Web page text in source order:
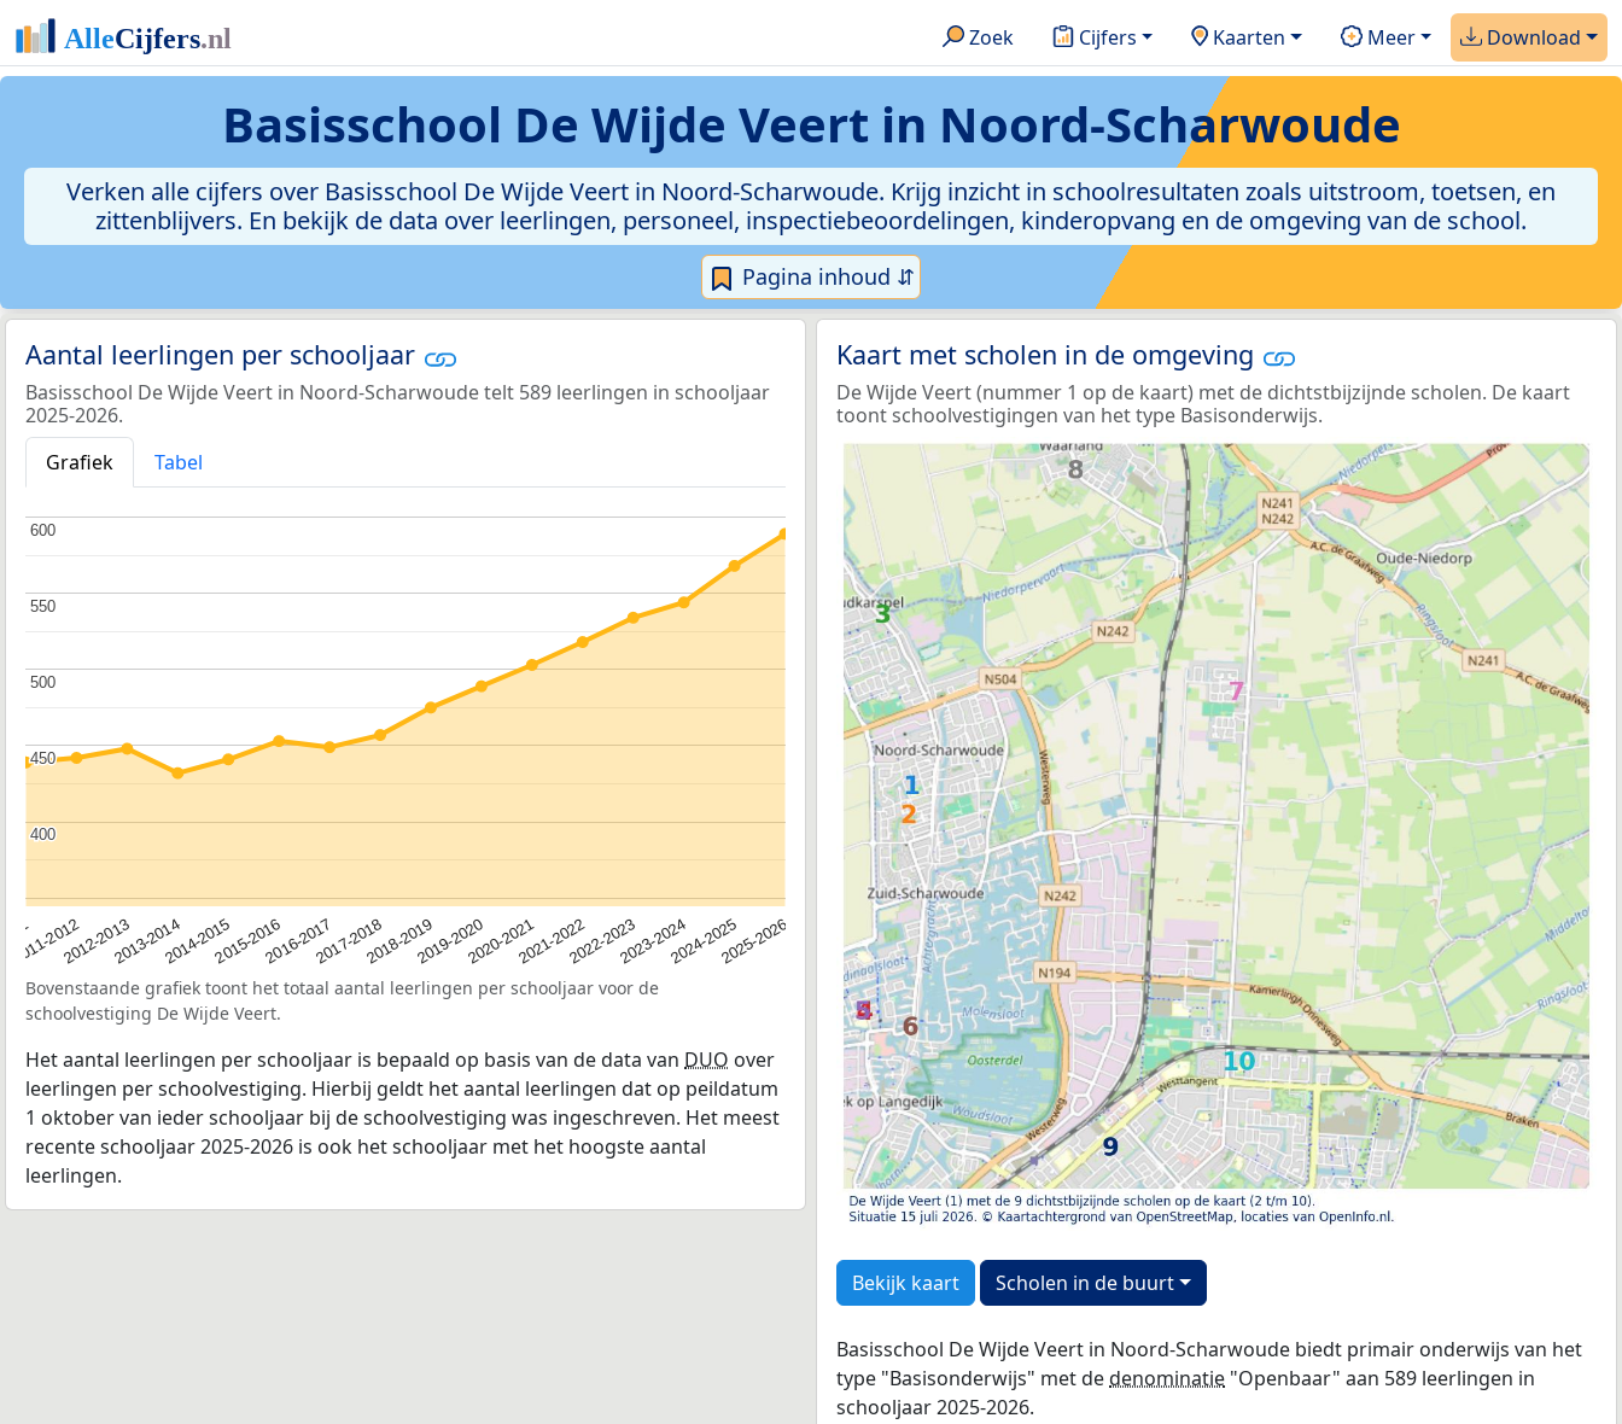
Zoek Cijfers Kaarten Meer Download
Basisschool De Wijde Veert in Noord-Scharwoude
Verken alle cijfers over Basisschool De Wijde Veert in Noord-Scharwoude. Krijg inzicht in schoolresultaten zoals uitstroom, toetsen, en
zittenblijvers. En bekijk de data over leerlingen, personeel, inspectiebeoordelingen, kinderopvang en de omgeving van de school.
Pagina inhoud ⇵
Aantal leerlingen per schooljaar
Basisschool De Wijde Veert in Noord-Scharwoude telt 589 leerlingen in schooljaar
2025-2026.
Grafiek
Tabel
2011-20122012-20132013-20142014-20152015-20162016-20172017-20182018-20192019-20202020-20212021-20222022-20232023-20242024-20252025-2026
400
400
450
450
500
500
550
550
600
600
Bovenstaande grafiek toont het totaal aantal leerlingen per schooljaar voor de
schoolvestiging De Wijde Veert.
Het aantal leerlingen per schooljaar is bepaald op basis van de data van DUO over
leerlingen per schoolvestiging. Hierbij geldt het aantal leerlingen dat op peildatum
1 oktober van ieder schooljaar bij de schoolvestiging was ingeschreven. Het meest
recente schooljaar 2025-2026 is ook het schooljaar met het hoogste aantal
leerlingen.
Kaart met scholen in de omgeving
De Wijde Veert (nummer 1 op de kaart) met de dichtstbijzijnde scholen. De kaart
toont schoolvestigingen van het type Basisonderwijs.
Bekijk kaart Scholen in de buurt
Basisschool De Wijde Veert in Noord-Scharwoude biedt primair onderwijs van het
type "Basisonderwijs" met dedenominatie "Openbaar" aan 589 leerlingen in
schooljaar 2025-2026.